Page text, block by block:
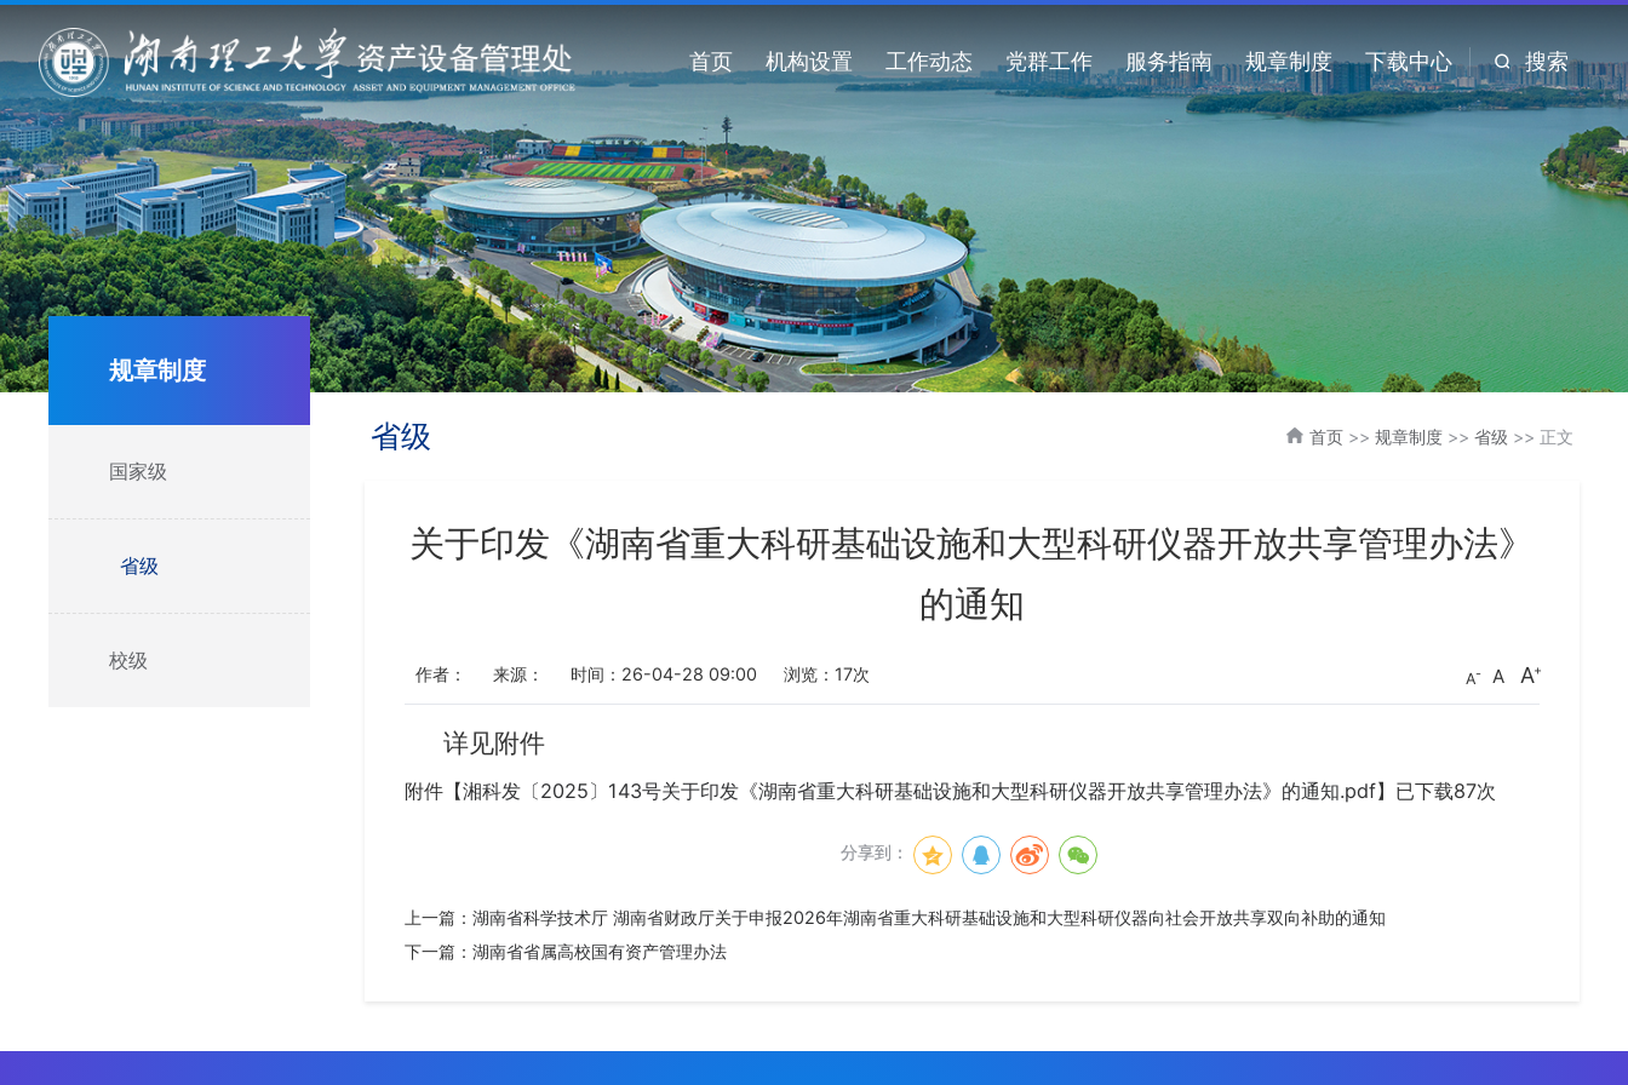
首页 机构设置 工作动态 党群工作 服务指南 规章制度 下载中心 搜索
规章制度
国家级
省级
校级
省级 首页 >>规章制度 >>省级 >> 正文
关于印发《湖南省重大科研基础设施和大型科研仪器开放共享管理办法》
的通知
作者： 来源： 时间：26-04-28 09:00 浏览： 17次 A A A
详见附件
附件【湘科发〔2025〕143号关于印发《湖南省重大科研基础设施和大型科研仪器开放共享管理办法》的通知.pdf】已下载87次
分享到：
上一篇： 湖南省科学技术厅 湖南省财政厅关于申报2026年湖南省重大科研基础设施和大型科研仪器向社会开放共享双向补助的通知
下一篇： 湖南省省属高校国有资产管理办法